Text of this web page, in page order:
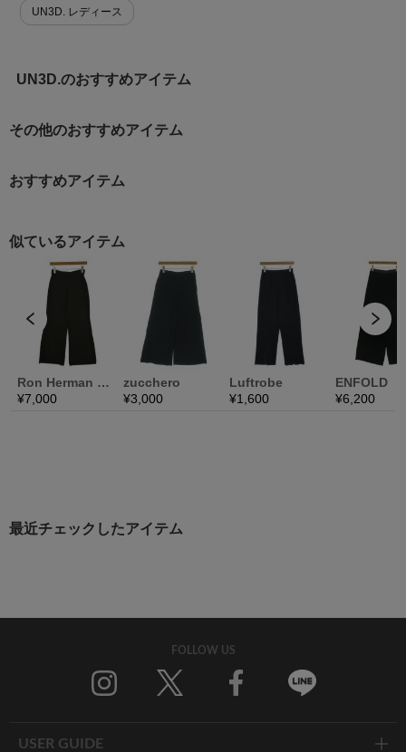
UN3D. レディース
UN3D.のおすすめアイテム
その他のおすすめアイテム
おすすめアイテム
最近チェックしたアイテム
FOLLOW US
USER GUIDE